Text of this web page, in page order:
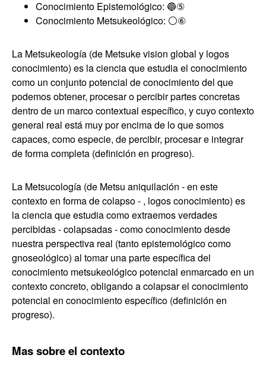
Conocimiento Epistemológico: 🔵⑤
Conocimiento Metsukeológico: ⚪⑥
La Metsukeología (de Metsuke vision global y logos
conocimiento) es la ciencia que estudia el conocimiento
como un conjunto potencial de conocimiento del que
podemos obtener, procesar o percibir partes concretas
dentro de un marco contextual específico, y cuyo contexto
general real está muy por encima de lo que somos
capaces, como especie, de percibir, procesar e integrar
de forma completa (definición en progreso).
La Metsucología (de Metsu aniquilación - en este
contexto en forma de colapso - , logos conocimiento) es
la ciencia que estudia como extraemos verdades
percibidas - colapsadas - como conocimiento desde
nuestra perspectiva real (tanto epistemológico como
gnoseológico) al tomar una parte específica del
conocimiento metsukeológico potencial enmarcado en un
contexto concreto, obligando a colapsar el conocimiento
potencial en conocimiento específico (definición en
progreso).
Mas sobre el contexto